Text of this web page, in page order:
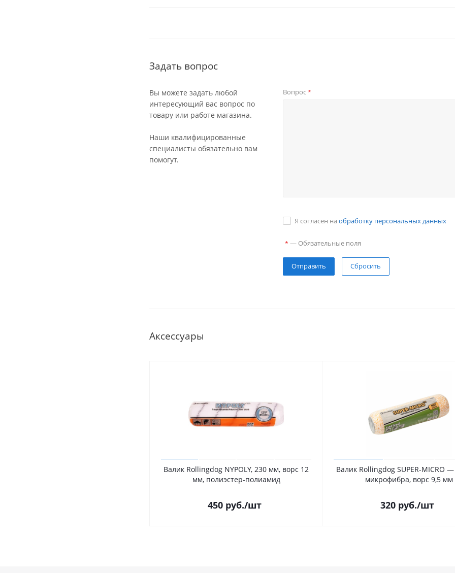
Задать вопрос
Вы можете задать любой
интересующий вас вопрос по
товару или работе магазина.
Наши квалифицированные
специалисты обязательно вам
помогут.
Вопрос*
Я согласен на обработку персональных данных
* — Обязательные поля
Сбросить
Аксессуары
Валик Rollingdog NYPOLY, 230 мм, ворс 12
мм, полиэстер-полиамид
450руб./шт
Валик Rollingdog SUPER-MICRO — 230 мм,
микрофибра, ворс 9,5 мм
320руб./шт